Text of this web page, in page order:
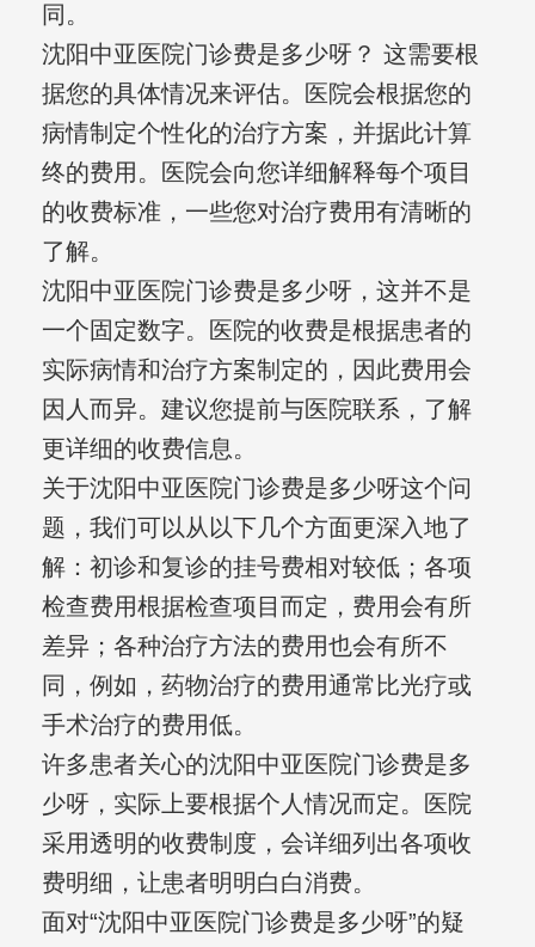
同。
沈阳中亚医院门诊费是多少呀？ 这需要根
据您的具体情况来评估。医院会根据您的
病情制定个性化的治疗方案，并据此计算
终的费用。医院会向您详细解释每个项目
的收费标准，一些您对治疗费用有清晰的
了解。
沈阳中亚医院门诊费是多少呀，这并不是
一个固定数字。医院的收费是根据患者的
实际病情和治疗方案制定的，因此费用会
因人而异。建议您提前与医院联系，了解
更详细的收费信息。
关于沈阳中亚医院门诊费是多少呀这个问
题，我们可以从以下几个方面更深入地了
解：初诊和复诊的挂号费相对较低；各项
检查费用根据检查项目而定，费用会有所
差异；各种治疗方法的费用也会有所不
同，例如，药物治疗的费用通常比光疗或
手术治疗的费用低。
许多患者关心的沈阳中亚医院门诊费是多
少呀，实际上要根据个人情况而定。医院
采用透明的收费制度，会详细列出各项收
费明细，让患者明明白白消费。
面对“沈阳中亚医院门诊费是多少呀”的疑